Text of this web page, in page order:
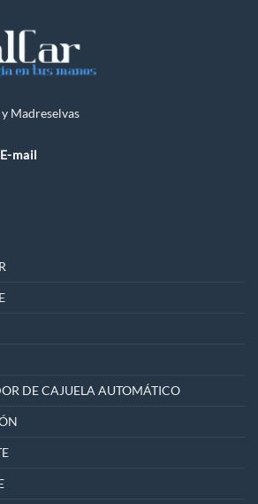
Madreselvas
E-mail
DE CAJUELA AUTOMÁTICO